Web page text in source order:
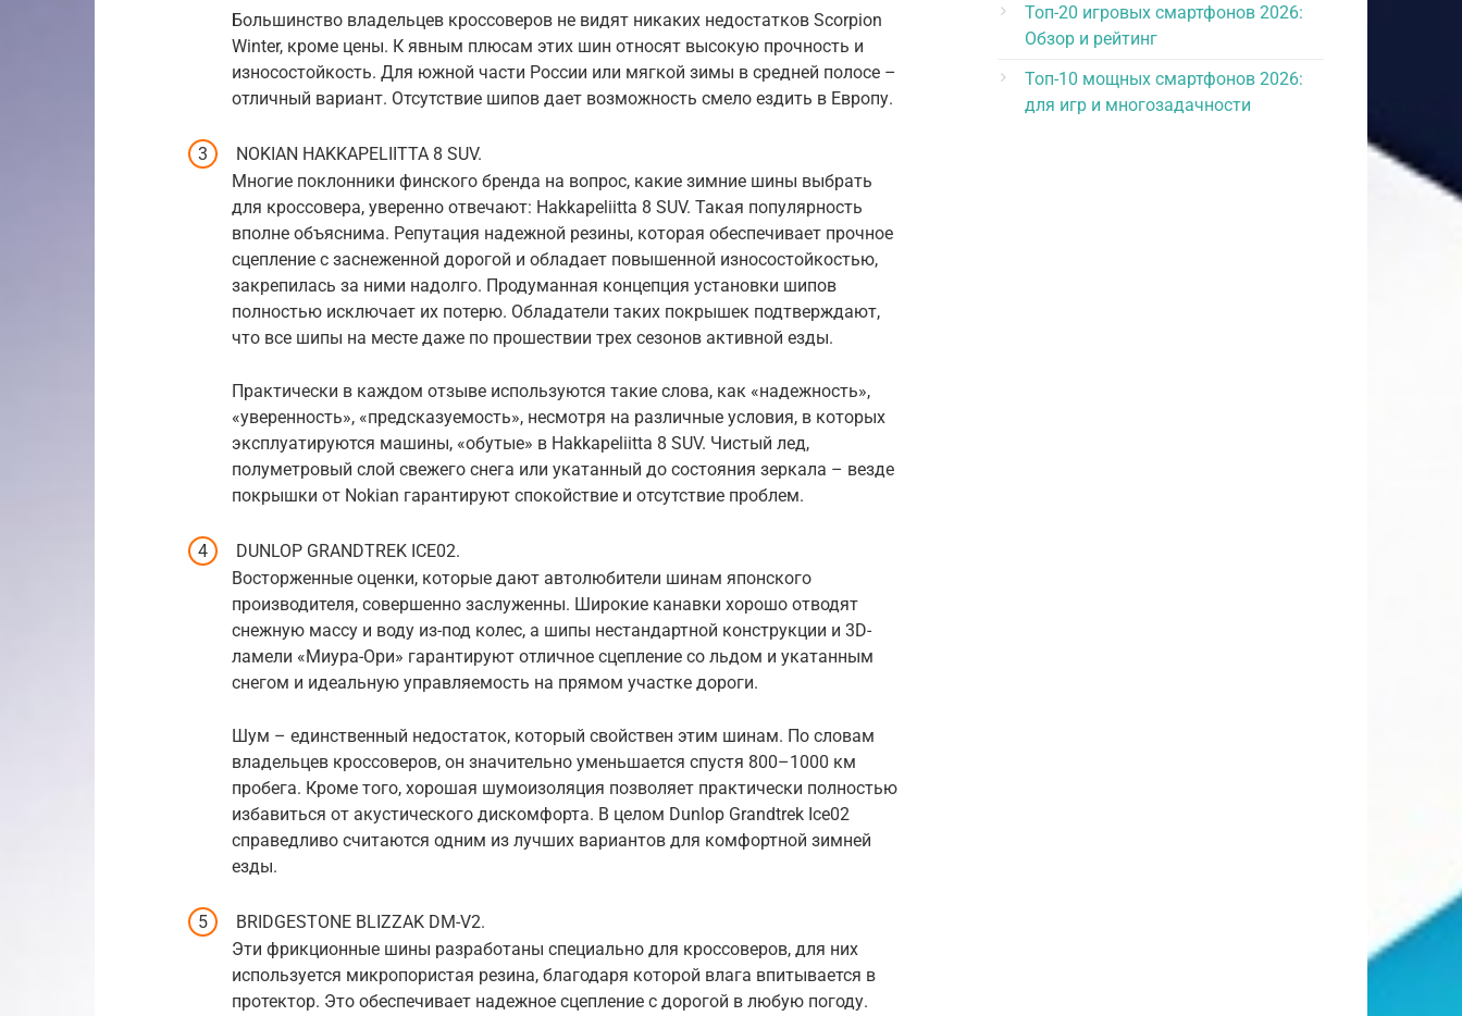
Большинство владельцев кроссоверов не видят никаких недостатков Scorpion
Winter, кроме цены. К явным плюсам этих шин относят высокую прочность и
износостойкость. Для южной части России или мягкой зимы в средней полосе –
отличный вариант. Отсутствие шипов дает возможность смело ездить в Европу.
NOKIAN HAKKAPELIITTA 8 SUV.
Многие поклонники финского бренда на вопрос, какие зимние шины выбрать
для кроссовера, уверенно отвечают: Hakkapeliitta 8 SUV. Такая популярность
вполне объяснима. Репутация надежной резины, которая обеспечивает прочное
сцепление с заснеженной дорогой и обладает повышенной износостойкостью,
закрепилась за ними надолго. Продуманная концепция установки шипов
полностью исключает их потерю. Обладатели таких покрышек подтверждают,
что все шипы на месте даже по прошествии трех сезонов активной езды.
Практически в каждом отзыве используются такие слова, как «надежность»,
«уверенность», «предсказуемость», несмотря на различные условия, в которых
эксплуатируются машины, «обутые» в Hakkapeliitta 8 SUV. Чистый лед,
полуметровый слой свежего снега или укатанный до состояния зеркала – везде
покрышки от Nokian гарантируют спокойствие и отсутствие проблем.
DUNLOP GRANDTREK ICE02.
Восторженные оценки, которые дают автолюбители шинам японского
производителя, совершенно заслуженны. Широкие канавки хорошо отводят
снежную массу и воду из-под колес, а шипы нестандартной конструкции и 3D-
ламели «Миура-Ори» гарантируют отличное сцепление со льдом и укатанным
снегом и идеальную управляемость на прямом участке дороги.
Шум – единственный недостаток, который свойствен этим шинам. По словам
владельцев кроссоверов, он значительно уменьшается спустя 800–1000 км
пробега. Кроме того, хорошая шумоизоляция позволяет практически полностью
избавиться от акустического дискомфорта. В целом Dunlop Grandtrek Ice02
справедливо считаются одним из лучших вариантов для комфортной зимней
езды.
BRIDGESTONE BLIZZAK DM-V2.
Эти фрикционные шины разработаны специально для кроссоверов, для них
используется микропористая резина, благодаря которой влага впитывается в
протектор. Это обеспечивает надежное сцепление с дорогой в любую погоду.
Топ-20 игровых смартфонов 2026:
Обзор и рейтинг
Топ-10 мощных смартфонов 2026:
для игр и многозадачности